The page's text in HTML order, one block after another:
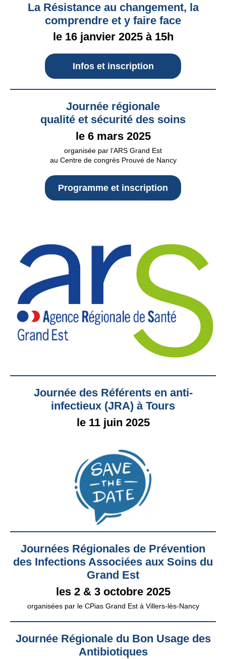
La Résistance au changement, la
comprendre et y faire face
le 16 janvier 2025 à 15h
Infos et inscription
Journée régionale
qualité et sécurité des soins
le 6 mars 2025
organisée par l’ARS Grand Est
au Centre de congrès Prouvé de Nancy
Programme et inscription
Journée des Référents en anti-
infectieux (JRA) à Tours
le 11 juin 2025
Journées Régionales de Prévention
des Infections Associées aux Soins du
Grand Est
les 2 & 3 octobre 2025
organisées par le CPias Grand Est à Villers-lès-Nancy
Journée Régionale du Bon Usage des
Antibiotiques